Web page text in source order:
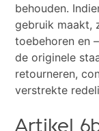
behouden.
gebruik maakt,
toebehoren en
de originele
retourneren,
verstrekte
Artikel